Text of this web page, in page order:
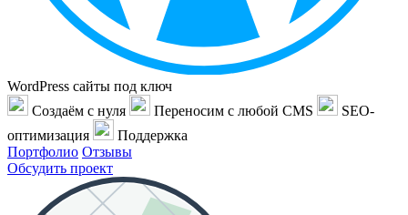
WordPress сайты под ключ
Создаём с нуля
Переносим с любой CMS
SEO-
оптимизация
Поддержка
Портфолио Отзывы
Обсудить проект